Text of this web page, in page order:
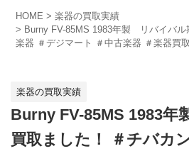
HOME
楽器の買取実績
Burny FV-85MS 1983年製 リバイバル
楽器 ＃デジマート ＃中古楽器 ＃楽器買
楽器の買取実績
Burny FV-85MS 1983
買取ました！ ＃チバカ